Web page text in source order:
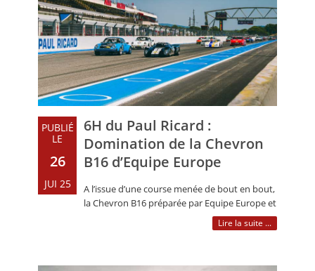
PUBLIÉ
LE
26
JUI 25
6H du Paul Ricard :
Domination de la Chevron
B16 d’Equipe Europe
A l’issue d’une course menée de bout en bout,
la Chevron B16 préparée par Equipe Europe et
Lire la suite ...